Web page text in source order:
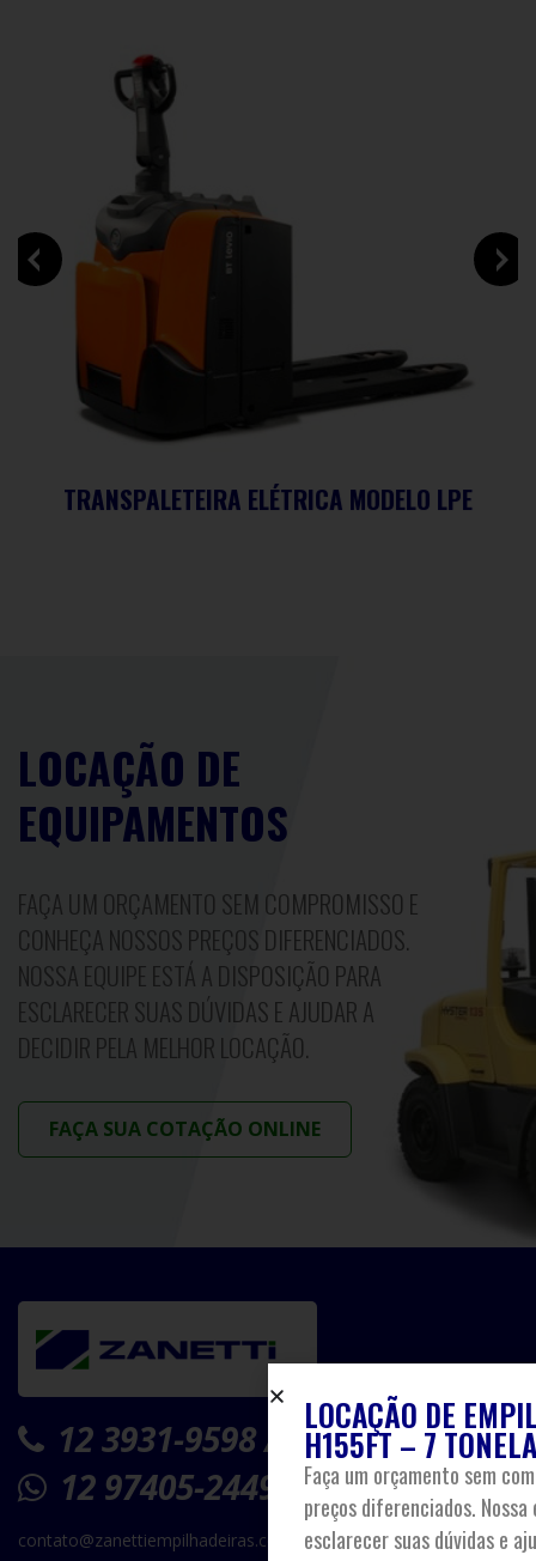
TRANSPALETEIRA ELÉTRICA MODELO LPE
LOCAÇÃO DE
EQUIPAMENTOS
FAÇA UM ORÇAMENTO SEM COMPROMISSO E
CONHEÇA NOSSOS PREÇOS DIFERENCIADOS.
NOSSA EQUIPE ESTÁ A DISPOSIÇÃO PARA
ESCLARECER SUAS DÚVIDAS E AJUDAR A
DECIDIR PELA MELHOR LOCAÇÃO.
FAÇA SUA COTAÇÃO ONLINE
12 3931-9598 / 12 3939-9667
12 97405-2449
contato@zanettiempilhadeiras.com.br
LOCAÇÃO DE
H155FT – 7
Faça um orçamento sem
preços diferenciados.
esclarecer suas dúvidas e